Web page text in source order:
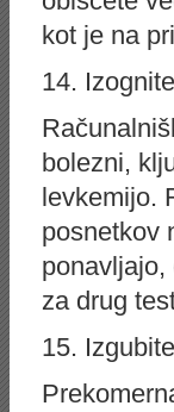
kot je na
14.
bolezni,
levkemijo.
posnetkov
za drug
15.